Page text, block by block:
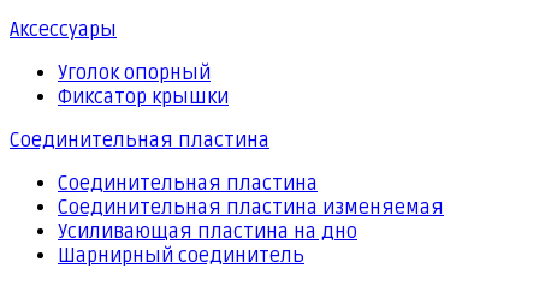
Аксессуары
Уголок опорный
Фиксатор крышки
Соединительная пластина
Соединительная пластина
Соединительная пластина изменяемая
Усиливающая пластина на дно
Шарнирный соединитель